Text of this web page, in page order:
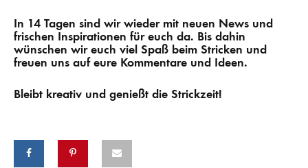
In 14 Tagen sind wir wieder mit neuen News und
frischen Inspirationen für euch da. Bis dahin
wünschen wir euch viel Spaß beim Stricken und
freuen uns auf eure Kommentare und Ideen.
Bleibt kreativ und genießt die Strickzeit!